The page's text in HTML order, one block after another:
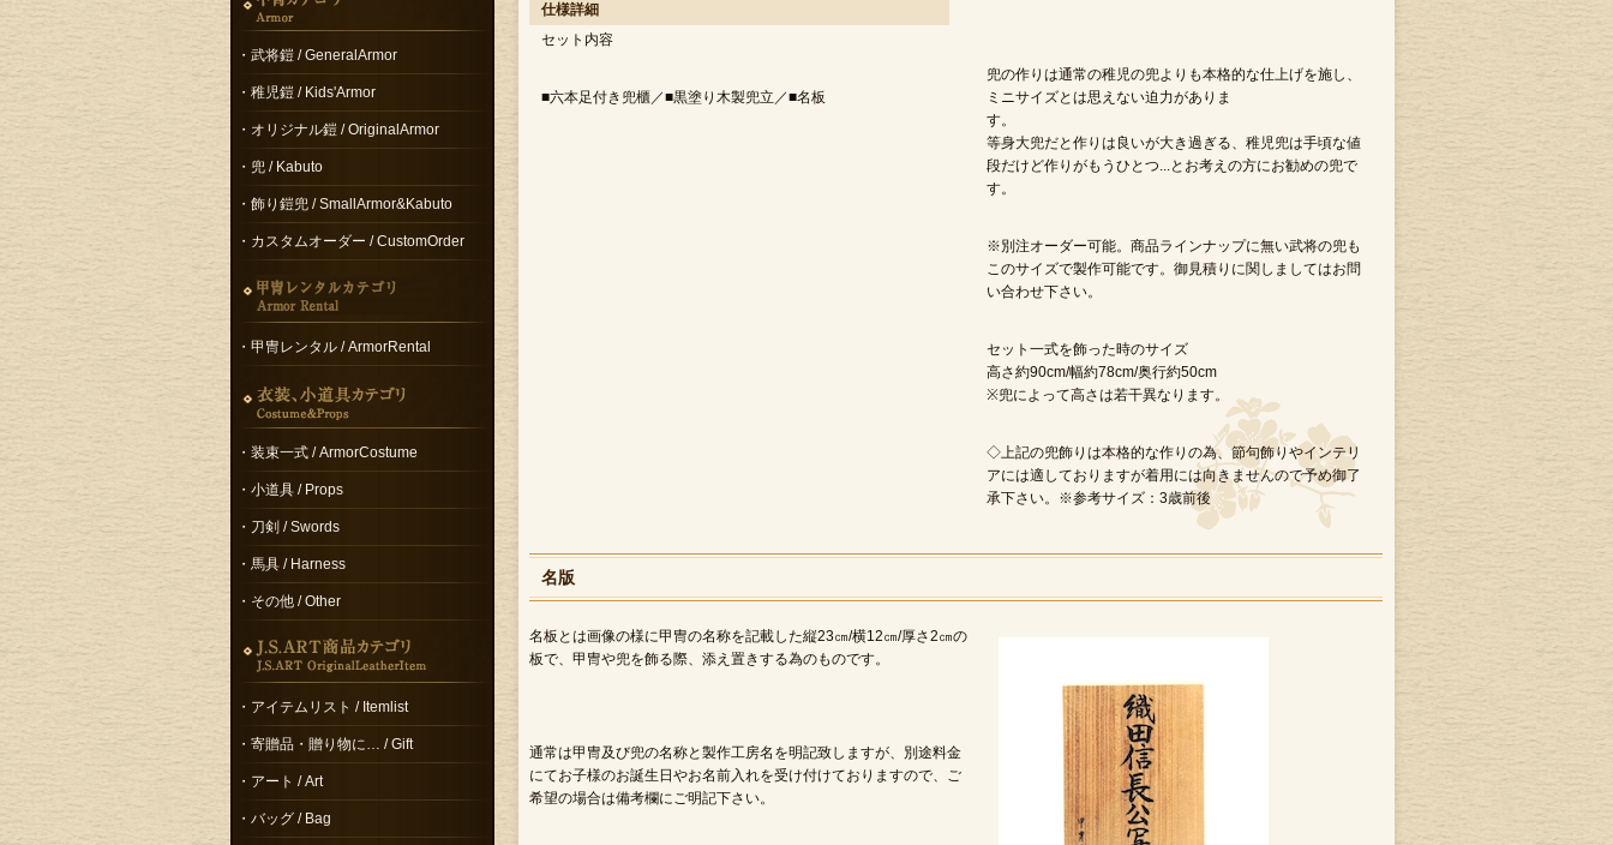
仕様詳細
セット内容
■六本足付き兜櫃／■黒塗り木製兜立／■名板
兜の作りは通常の稚児の兜よりも本格的な仕上げを施し、
ミニサイズとは思えない迫力がありま
す。
等身大兜だと作りは良いが大き過ぎる、稚児兜は手頃な値
段だけど作りがもうひとつ...とお考えの方にお勧めの兜で
す。
※別注オーダー可能。商品ラインナップに無い武将の兜も
このサイズで製作可能です。御見積りに関しましてはお問
い合わせ下さい。
セット一式を飾った時のサイズ
高さ約90cm/幅約78cm/奥行約50cm
※兜によって高さは若干異なります。
◇上記の兜飾りは本格的な作りの為、節句飾りやインテリ
アには適しておりますが着用には向きませんので予め御了
承下さい。※参考サイズ：3歳前後
名版
名板とは画像の様に甲冑の名称を記載した縦23㎝/横12㎝/厚さ2㎝の
板で、甲冑や兜を飾る際、添え置きする為のものです。
通常は甲冑及び兜の名称と製作工房名を明記致しますが、別途料金
にてお子様のお誕生日やお名前入れを受け付けておりますので、ご
希望の場合は備考欄にご明記下さい。
・武将鎧 / GeneralArmor
・稚児鎧 / Kids'Armor
・オリジナル鎧 / OriginalArmor
・兜 / Kabuto
・飾り鎧兜 / SmallArmor&Kabuto
・カスタムオーダー / CustomOrder
・甲冑レンタル / ArmorRental
・装束一式 / ArmorCostume
・小道具 / Props
・刀剣 / Swords
・馬具 / Harness
・その他 / Other
・アイテムリスト / Itemlist
・寄贈品・贈り物に… / Gift
・アート / Art
・バッグ / Bag